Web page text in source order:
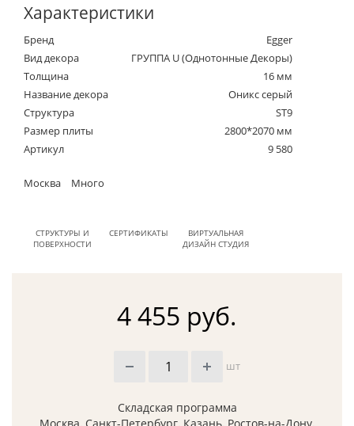
Характеристики
Бренд
Egger
Вид декора
ГРУППА U (Однотонные Декоры)
Толщина
16 мм
Название декора
Оникс серый
Структура
ST9
Размер плиты
2800*2070 мм
Артикул
9 580
Москва Много
СТРУКТУРЫ И
ПОВЕРХНОСТИ
СЕРТИФИКАТЫ
ВИРТУАЛЬНАЯ
ДИЗАЙН СТУДИЯ
4 455 руб.
шт
Складская программа
Москва, Санкт-Петербург, Казань, Ростов-на-Дону,